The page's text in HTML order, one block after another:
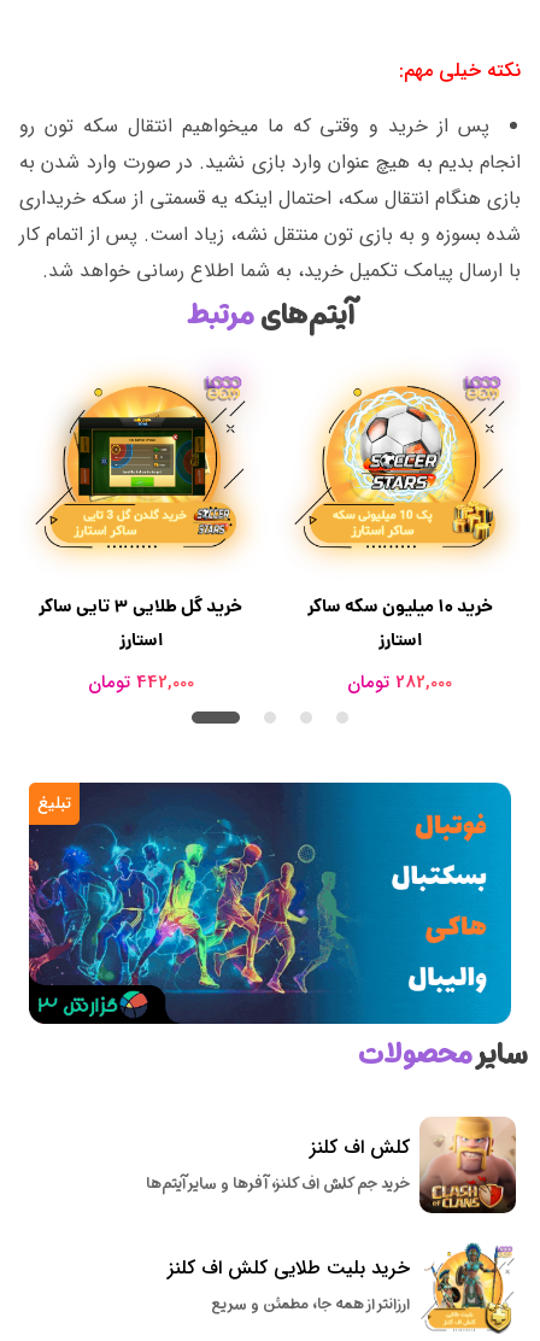
نکته خیلی مهم:
پس از خرید و وقتی که ما میخواهیم انتقال سکه تون رو
انجام بدیم به هیچ عنوان وارد بازی نشید. در صورت وارد شدن به
بازی هنگام انتقال سکه، احتمال اینکه یه قسمتی از سکه خریداری
شده بسوزه و به بازی تون منتقل نشه، زیاد است. پس از اتمام کار
با ارسال پیامک تکمیل خرید، به شما اطلاع رسانی خواهد شد.
آیتم‌هایمرتبط
خرید گل طلایی 3 تایی ساکر
استارز
442,000 تومان
خرید ۱۰ میلیون سکه ساکر
استارز
282,000 تومان
تبلیغ
سایرمحصولات
کلش اف کلنز
خرید جم کلش اف کلنز، آفرها و سایر آیتم‌ها
خرید بلیت طلایی کلش اف کلنز
ارزانتر از همه جا، مطمئن و سریع